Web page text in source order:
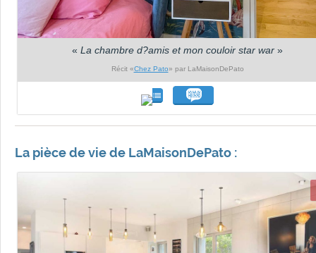
« La chambre d?amis et mon couloir star war »
Récit «Chez Pato» par LaMaisonDePato
La pièce de vie de LaMaisonDePato :